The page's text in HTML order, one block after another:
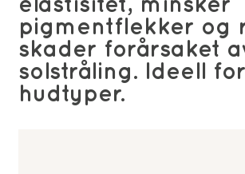
elastisitet, minsker
pigmentflekker og
skader forårsaket
solstråling. Ideell
hudtyper.